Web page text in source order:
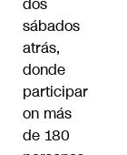
sábados
atrás,
donde
participar
on más
de 180